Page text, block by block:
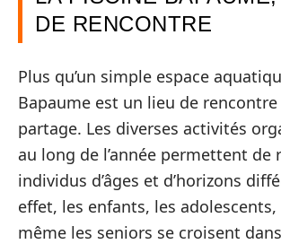
DE RENCONTRE
Plus qu’un simple espace
Bapaume est un lieu de
partage. Les diverses activités
au long de l’année permettent de
individus d’âges et d’horizons
effet, les enfants, les
même les seniors se croisent